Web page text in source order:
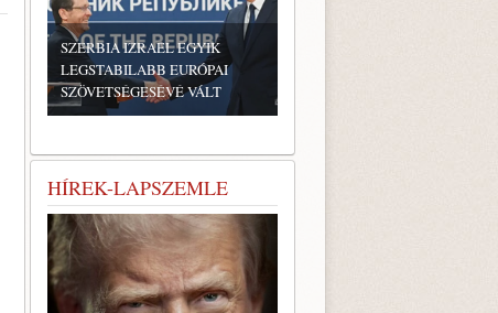
SZERBIA IZRAEL EGYIK
LEGSTABILABB EURÓPAI
SZÖVETSÉGESÉVÉ VÁLT
HÍREK-LAPSZEMLE